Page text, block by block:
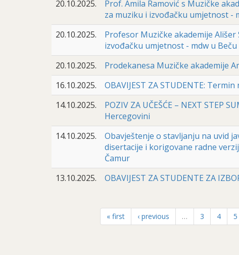
20.10.2025.
Prof. Amila Ramović s Muzičke
za muziku i izvođačku umjetnost -
20.10.2025.
Profesor Muzičke akademije
izvođačku umjetnost - mdw u Beču
20.10.2025.
Prodekanesa Muzičke akademije
16.10.2025.
OBAVIJEST ZA STUDENTE:
14.10.2025.
POZIV ZA UČEŠĆE – NEXT STEP
Hercegovini
14.10.2025.
Obavještenje o stavljanju na uvid
disertacije i korigovane radne
Čamur
13.10.2025.
OBAVIJEST ZA STUDENTE ZA
« first ‹ previous … 3 4 5